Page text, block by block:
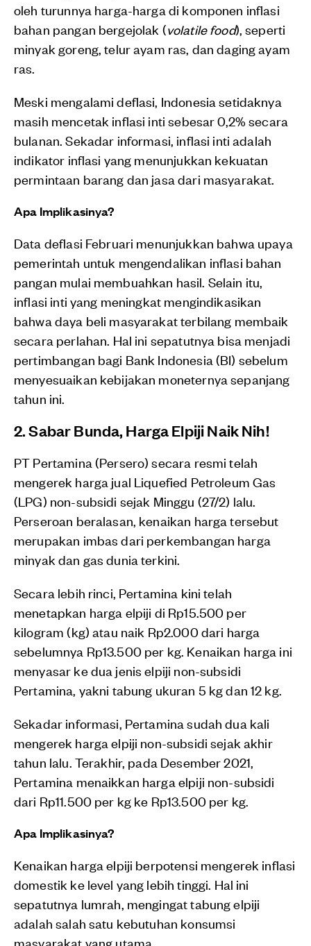
oleh turunnya harga-harga di komponen inflasi
bahan pangan bergejolak (volatile food), seperti
minyak goreng, telur ayam ras, dan daging ayam
ras.
Meski mengalami deflasi, Indonesia setidaknya
masih mencetak inflasi inti sebesar 0,2% secara
bulanan. Sekadar informasi, inflasi inti adalah
indikator inflasi yang menunjukkan kekuatan
permintaan barang dan jasa dari masyarakat.
Apa Implikasinya?
Data deflasi Februari menunjukkan bahwa upaya
pemerintah untuk mengendalikan inflasi bahan
pangan mulai membuahkan hasil. Selain itu,
inflasi inti yang meningkat mengindikasikan
bahwa daya beli masyarakat terbilang membaik
secara perlahan. Hal ini sepatutnya bisa menjadi
pertimbangan bagi Bank Indonesia (BI) sebelum
menyesuaikan kebijakan moneternya sepanjang
tahun ini.
2. Sabar Bunda, Harga Elpiji Naik Nih!
PT Pertamina (Persero) secara resmi telah
mengerek harga jual Liquefied Petroleum Gas
(LPG) non-subsidi sejak Minggu (27/2) lalu.
Perseroan beralasan, kenaikan harga tersebut
merupakan imbas dari perkembangan harga
minyak dan gas dunia terkini.
Secara lebih rinci, Pertamina kini telah
menetapkan harga elpiji di Rp15.500 per
kilogram (kg) atau naik Rp2.000 dari harga
sebelumnya Rp13.500 per kg. Kenaikan harga ini
menyasar ke dua jenis elpiji non-subsidi
Pertamina, yakni tabung ukuran 5 kg dan 12 kg.
Sekadar informasi, Pertamina sudah dua kali
mengerek harga elpiji non-subsidi sejak akhir
tahun lalu. Terakhir, pada Desember 2021,
Pertamina menaikkan harga elpiji non-subsidi
dari Rp11.500 per kg ke Rp13.500 per kg.
Apa Implikasinya?
Kenaikan harga elpiji berpotensi mengerek inflasi
domestik ke level yang lebih tinggi. Hal ini
sepatutnya lumrah, mengingat tabung elpiji
adalah salah satu kebutuhan konsumsi
masyarakat yang utama.